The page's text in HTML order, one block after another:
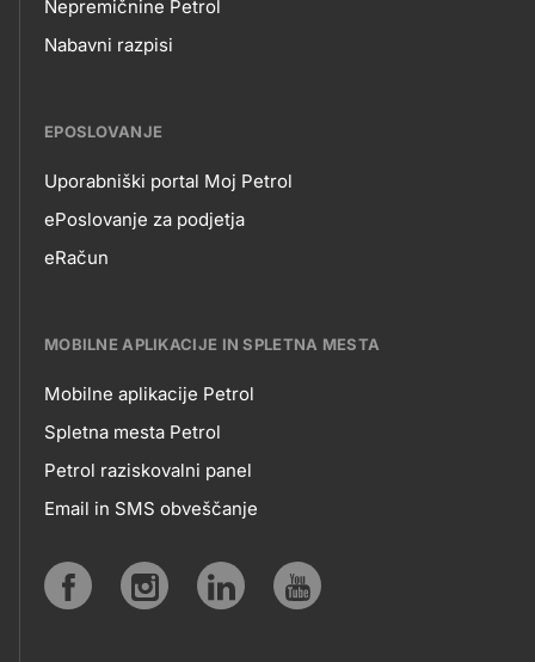
Nepremičnine Petrol
Nabavni razpisi
EPOSLOVANJE
EPOSLOVANJE
Uporabniški portal Moj Petrol
ePoslovanje za podjetja
eRačun
MOBILNE APLIKACIJE IN SPLETNA MESTA
MOBILNE
APLIKACIJE
SPLETNA
Mobilne aplikacije Petrol
Spletna mesta Petrol
Petrol raziskovalni panel
Email in SMS obveščanje